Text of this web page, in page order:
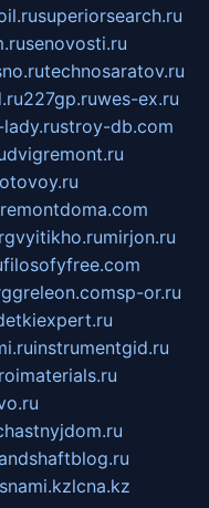
superiorsearch.ru
senovosti.ru
technosaratov.ru
227gp.ruwes-ex.ru
stroy-db.com
dvigremont.ru
remontdoma.com
vyitikho.rumirjon.ru
filosofyfree.com
greleon.comsp-or.ru
instrumentgid.ru
lcna.kz